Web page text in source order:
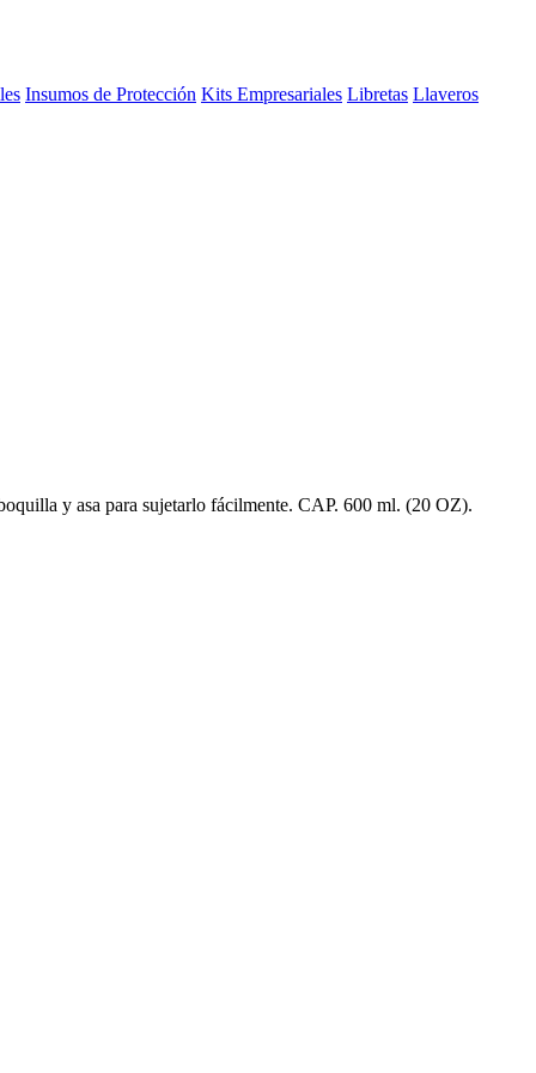
Insumos de Protección Kits Empresariales Libretas Llaveros
y asa para sujetarlo fácilmente. CAP. 600 ml. (20 OZ).